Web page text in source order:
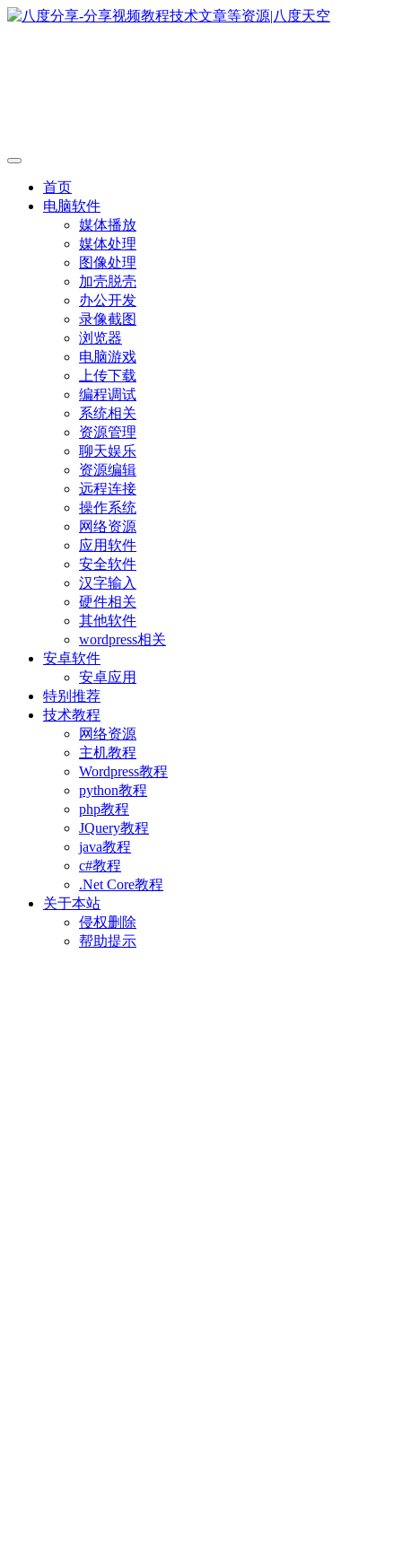
首页
电脑软件
媒体播放
媒体处理
图像处理
加壳脱壳
办公开发
录像截图
浏览器
电脑游戏
上传下载
编程调试
系统相关
资源管理
聊天娱乐
资源编辑
远程连接
操作系统
网络资源
应用软件
安全软件
汉字输入
硬件相关
其他软件
wordpress相关
安卓软件
安卓应用
特别推荐
技术教程
网络资源
主机教程
Wordpress教程
python教程
php教程
JQuery教程
java教程
c#教程
.Net Core教程
关于本站
侵权删除
帮助提示